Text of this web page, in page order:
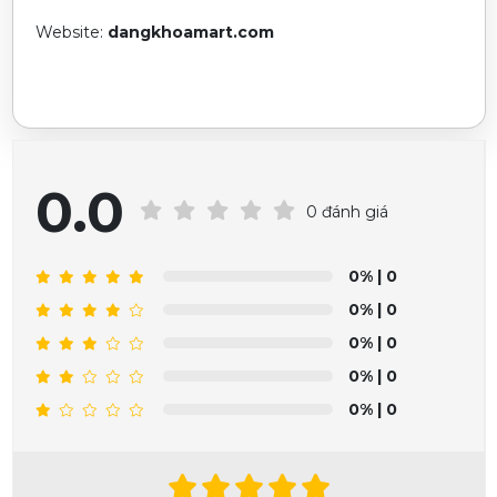
Website: dangkhoamart.com
0.0 0 đánh giá
0% | 0
0% | 0
0% | 0
0% | 0
0% | 0